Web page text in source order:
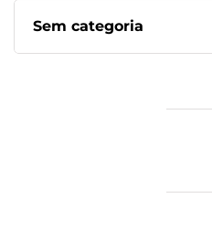
Sem categoria